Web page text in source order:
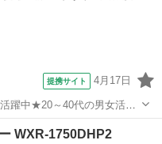
提携サイト 4月17日
躍中★20～40代の男女活躍
ーム寮費無料！赴任旅費会
堂利用可！年間休日135日
WXR-1750DHP2